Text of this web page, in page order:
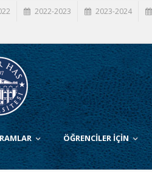
2022-2023 2023-2024
ÖĞRENCİLER İÇİN